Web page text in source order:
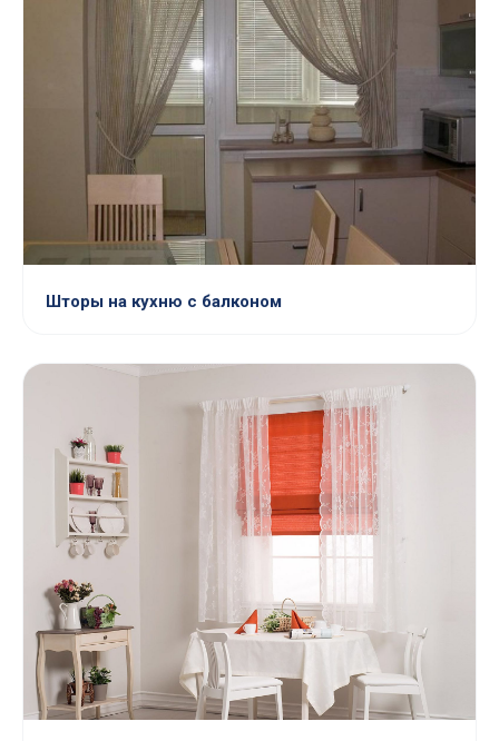
Шторы на кухню с балконом